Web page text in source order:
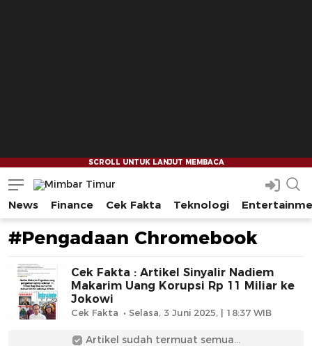
Mimbar Timur
Media Berjaringan Indonesia Timur
News Finance Cek Fakta Teknologi
#Pengadaan Chromebook
Cek Fakta : Artikel Sinyalir Nadiem
Makarim Uang Korupsi Rp 11 Miliar ke
Jokowi
Cek Fakta Selasa, 3 Juni 2025, | 18:37 WIB
Artikel sudah termuat semua...